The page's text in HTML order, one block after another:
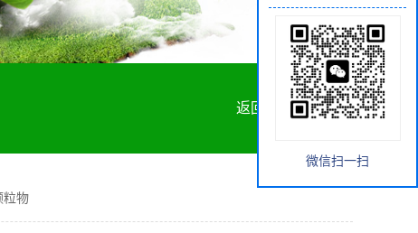
返回首页
粒物
微信扫一扫